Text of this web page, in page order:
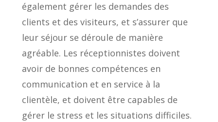
également gérer les demandes des
clients et des visiteurs, et s’assurer que
leur séjour se déroule de manière
agréable. Les réceptionnistes doivent
avoir de bonnes compétences en
communication et en service à la
clientèle, et doivent être capables de
gérer le stress et les situations difficiles.